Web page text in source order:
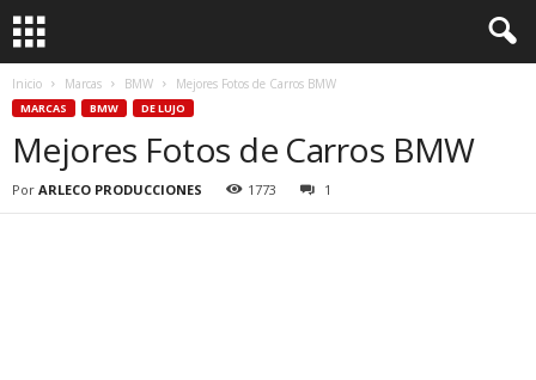
Inicio Marcas BMW Mejores Fotos de Carros BMW
MARCAS BMW DE LUJO
Mejores Fotos de Carros BMW
Por ARLECO PRODUCCIONES 1773 1